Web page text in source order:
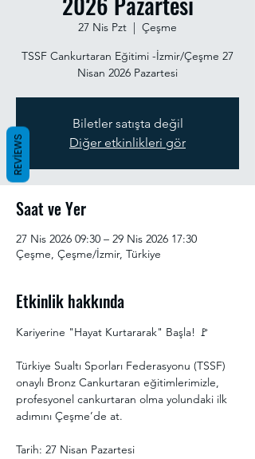
27 Nis Pzt
  |
Çeşme
TSSF Cankurtaran Eğitimi -İzmir/Çeşme 27
Nisan 2026 Pazartesi
Biletler satışta değil
Diğer etkinlikleri gör
Saat ve Yer
27 Nis 2026 09:30 – 29 Nis 2026 17:30
Çeşme, Çeşme/İzmir, Türkiye
Etkinlik hakkında
Kariyerine "Hayat Kurtararak" Başla! 🚩
Türkiye Sualtı Sporları Federasyonu (TSSF)
onaylı Bronz Cankurtaran eğitimlerimizle,
profesyonel cankurtaran olma yolundaki ilk
adımını Çeşme’de at.
Tarih: 27 Nisan Pazartesi
REVIEWS